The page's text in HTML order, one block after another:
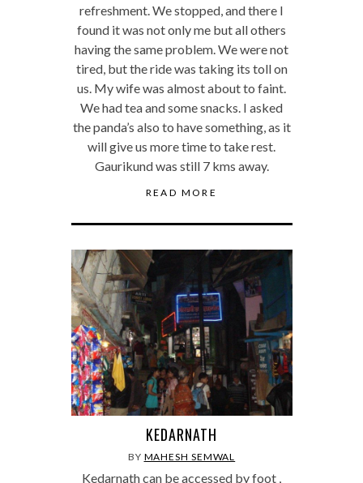
refreshment. We stopped, and there I
found it was not only me but all others
having the same problem. We were not
tired, but the ride was taking its toll on
us. My wife was almost about to faint.
We had tea and some snacks. I asked
the panda’s also to have something, as it
will give us more time to take rest.
Gaurikund was still 7 kms away.
READ MORE
KEDARNATH
BY MAHESH SEMWAL
Kedarnath can be accessed by foot ,